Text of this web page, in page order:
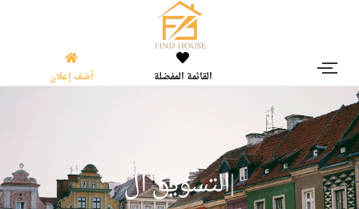
القائمة المفضلة أضف إعلان
التسويقالعقار |